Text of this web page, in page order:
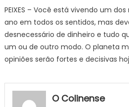
PEIXES – Você está vivendo um
ano em todos os sentidos, mas
desnecessário de dinheiro e tudo
um ou de outro modo. O planeta
opiniões serão fortes e decisivas
O Colinense